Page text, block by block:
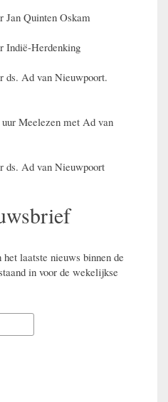
Jan Quinten Oskam
Indië-Herdenking
ds. Ad van Nieuwpoort.
uur Meelezen met Ad van
ds. Ad van Nieuwpoort
laatste nieuws binnen de
in voor de wekelijkse